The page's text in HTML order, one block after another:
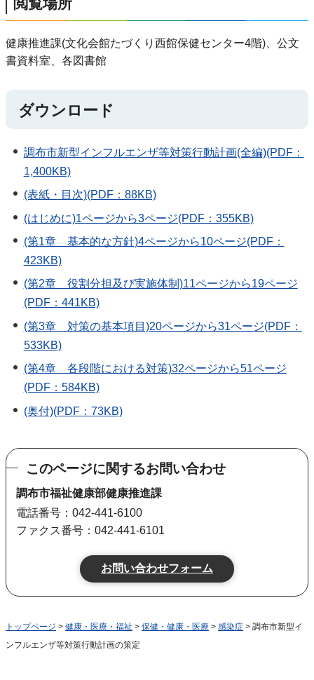
閲覧場所
健康推進課(文化会館たづくり西館保健センター4階)、公文
書資料室、各図書館
ダウンロード
調布市新型インフルエンザ等対策行動計画(全編)(PDF：
1,400KB)
(表紙・目次)(PDF：88KB)
(はじめに)1ページから3ページ(PDF：355KB)
(第1章 基本的な方針)4ページから10ページ(PDF：
423KB)
(第2章 役割分担及び実施体制)11ページから19ページ
(PDF：441KB)
(第3章 対策の基本項目)20ページから31ページ(PDF：
533KB)
(第4章 各段階における対策)32ページから51ページ
(PDF：584KB)
(奥付)(PDF：73KB)
このページに関するお問い合わせ
調布市福祉健康部健康推進課
電話番号：042-441-6100
ファクス番号：042-441-6101
トップページ > 健康・医療・福祉 > 保健・健康・医療 > 感染症 > 調布市新型イ
ンフルエンザ等対策行動計画の策定